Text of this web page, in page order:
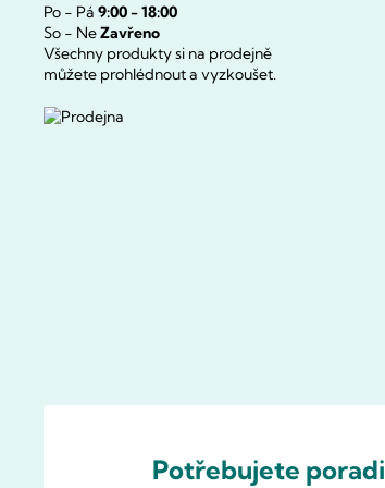
Po - Pá 9:00 - 18:00
So - NeZavřeno
Všechny produkty si na prodejně
můžete prohlédnout a vyzkoušet.
Potřebujete